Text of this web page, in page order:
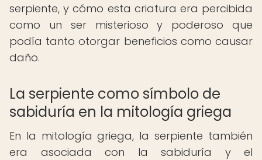
serpiente, y cómo esta criatura era percibida
como un ser misterioso y poderoso que
podía tanto otorgar beneficios como causar
daño.
La serpiente como símbolo de
sabiduría en la mitología griega
En la mitología griega, la serpiente también
era asociada con la sabiduría y el